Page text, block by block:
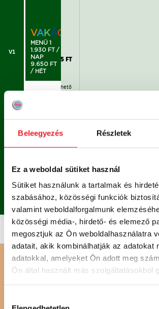
Beleegyezés Részletek
Ez a weboldal sütiket használ
Sütiket használunk a tartalmak és
szabásához, közösségi funkciók
valamint weboldalforgalmunk
közösségi média-, hirdető- és elemező
megosztjuk az Ön weboldalhasználatra
adatait, akik kombinálhatják az adatokat
adatokkal, amelyeket Ön adott meg
Ön által használt más szolgáltatásokból
V1
VAKÁC
MENÜ 1
1.930 FT /
NAP
9.650 FT
/ HÉT
2.205 FT
Már nem rendelhető
NAP
9.650 FT
rendelhető
2.205 FT
Már nem rendelhető
DESSZERT ÉS SÜTEMÉNY | HAGYOMÁNYOS
830 FT